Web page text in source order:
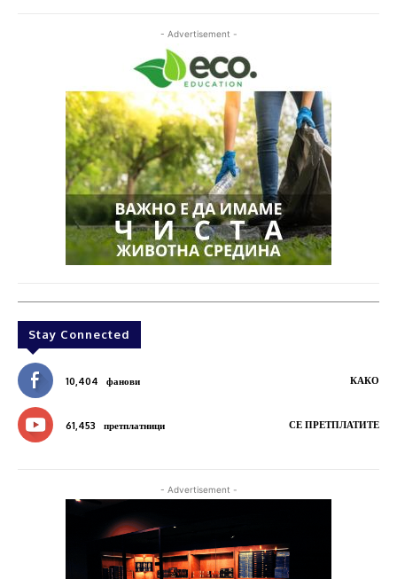
- Advertisement -
Stay Connected
10,404 фанови КАКО
61,453 претплатници СЕ ПРЕТПЛАТИТЕ
- Advertisement -